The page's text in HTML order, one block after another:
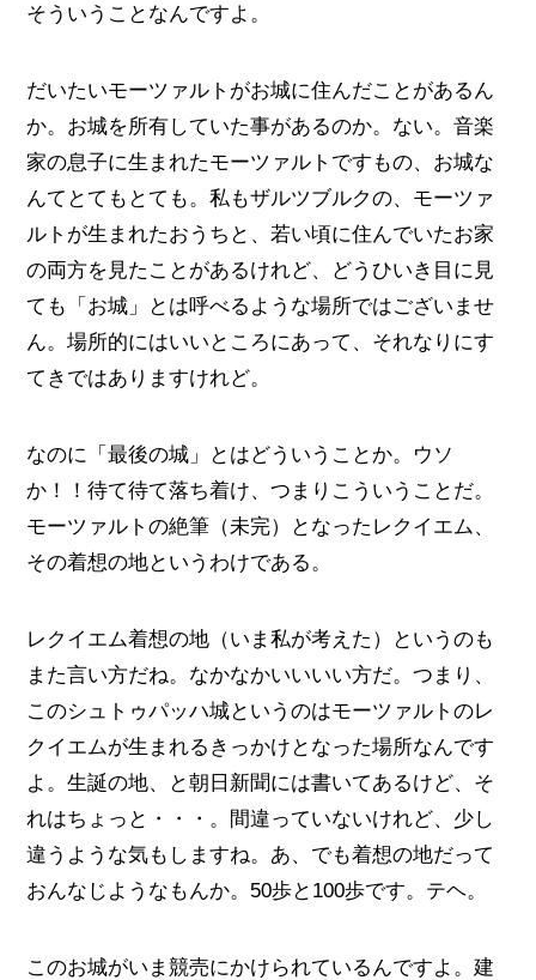
そういうことなんですよ。
だいたいモーツァルトがお城に住んだことがあるん
か。お城を所有していた事があるのか。ない。音楽
家の息子に生まれたモーツァルトですもの、お城な
んてとてもとても。私もザルツブルクの、モーツァ
ルトが生まれたおうちと、若い頃に住んでいたお家
の両方を見たことがあるけれど、どうひいき目に見
ても「お城」とは呼べるような場所ではございませ
ん。場所的にはいいところにあって、それなりにす
てきではありますけれど。
なのに「最後の城」とはどういうことか。ウソ
か！！待て待て落ち着け、つまりこういうことだ。
モーツァルトの絶筆（未完）となったレクイエム、
その着想の地というわけである。
レクイエム着想の地（いま私が考えた）というのも
また言い方だね。なかなかいいいい方だ。つまり、
このシュトゥパッハ城というのはモーツァルトのレ
クイエムが生まれるきっかけとなった場所なんです
よ。生誕の地、と朝日新聞には書いてあるけど、そ
れはちょっと・・・。間違っていないけれど、少し
違うような気もしますね。あ、でも着想の地だって
おんなじようなもんか。50歩と100歩です。テヘ。
このお城がいま競売にかけられているんですよ。建